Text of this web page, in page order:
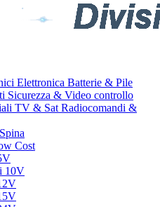
Elettronica Batterie & Pile
Sicurezza & Video controllo
TV & Sat Radiocomandi &
Cost
10V